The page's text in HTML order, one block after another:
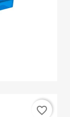
favorite_border